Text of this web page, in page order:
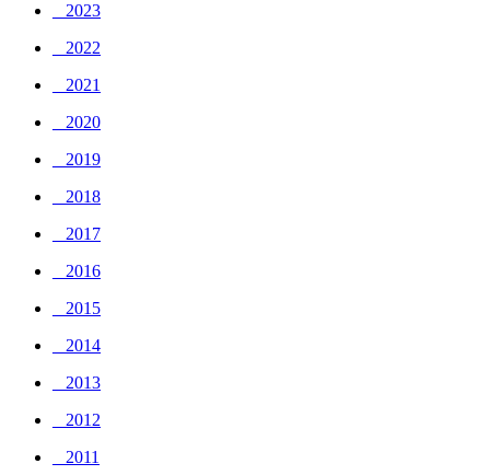
_ 2023
_ 2022
_ 2021
_ 2020
_ 2019
_ 2018
_ 2017
_ 2016
_ 2015
_ 2014
_ 2013
_ 2012
_ 2011